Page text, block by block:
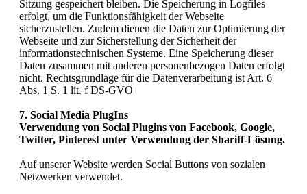
Sitzung gespeichert bleiben. Die Speicherung in Logfiles
erfolgt, um die Funktionsfähigkeit der Webseite
sicherzustellen. Zudem dienen die Daten zur Optimierung der
Webseite und zur Sicherstellung der Sicherheit der
informationstechnischen Systeme. Eine Speicherung dieser
Daten zusammen mit anderen personenbezogen Daten erfolgt
nicht. Rechtsgrundlage für die Datenverarbeitung ist Art. 6
Abs. 1 S. 1 lit. f DS-GVO
7. Social Media PlugIns
Verwendung von Social Plugins von Facebook, Google,
Twitter, Pinterest unter Verwendung der Shariff-Lösung.
Auf unserer Website werden Social Buttons von sozialen
Netzwerken verwendet.